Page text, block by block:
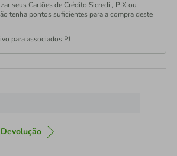
seus Cartões de Crédito Sicredi , PIX ou
tenha pontos suficientes para a compra deste
para associados PJ